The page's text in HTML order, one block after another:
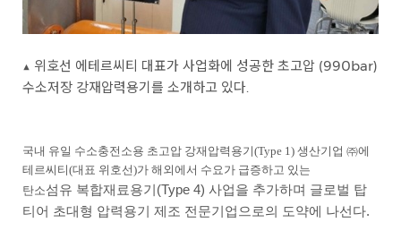
▲ 위호선 에테르씨티 대표가 사업화에 성공한 초고압 (990bar)
수소저장 강재압력용기를 소개하고 있다.
국내 유일 수소충전소용 초고압 강재압력용기(Type 1) 생산기업 ㈜에
테르씨티(대표 위호선)가 해외에서 수요가 급증하고 있는
탄소섬유 복합재료용기(Type 4) 사업을 추가하며 글로벌 탑
티어 초대형 압력용기 제조 전문기업으로의 도약에 나선다.